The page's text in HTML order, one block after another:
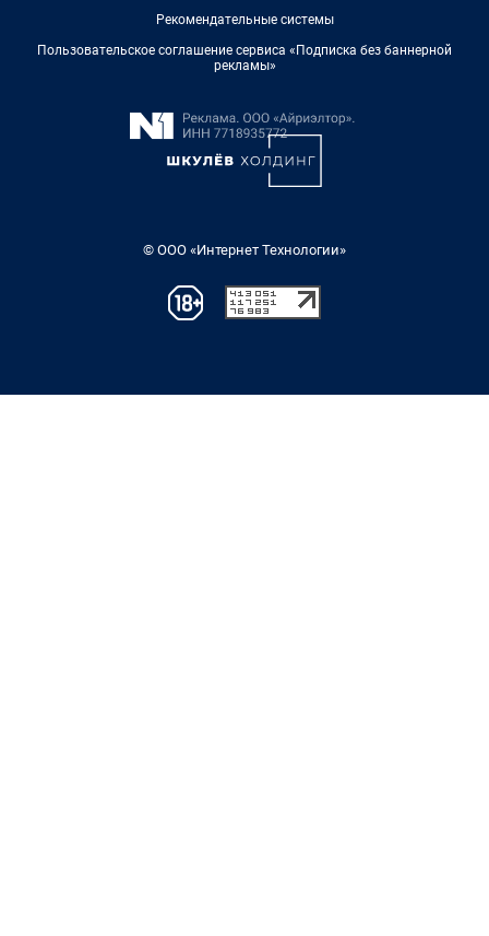
Рекомендательные системы
Пользовательское соглашение сервиса «Подписка без баннерной
рекламы»
© ООО «Интернет Технологии»